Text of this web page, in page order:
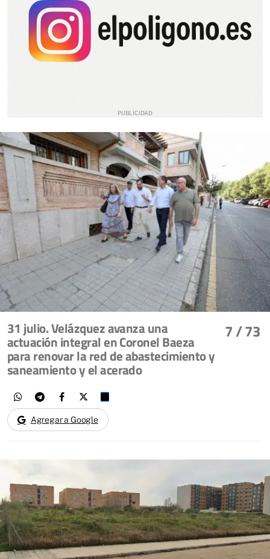
7/ 73
31 julio. Velázquez avanza una
actuación integral en Coronel Baeza
para renovar la red de abastecimiento y
saneamiento y el acerado
Agregar a Google